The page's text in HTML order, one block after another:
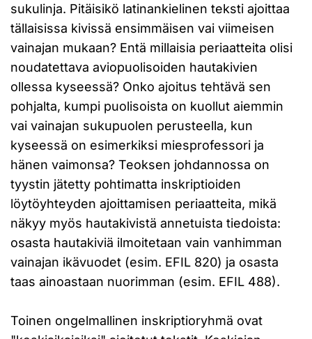
sukulinja. Pitäisikö latinankielinen teksti ajoittaa
tällaisissa kivissä ensimmäisen vai viimeisen
vainajan mukaan? Entä millaisia periaatteita olisi
noudatettava aviopuolisoiden hautakivien
ollessa kyseessä? Onko ajoitus tehtävä sen
pohjalta, kumpi puolisoista on kuollut aiemmin
vai vainajan sukupuolen perusteella, kun
kyseessä on esimerkiksi miesprofessori ja
hänen vaimonsa? Teoksen johdannossa on
tyystin jätetty pohtimatta inskriptioiden
löytöyhteyden ajoittamisen periaatteita, mikä
näkyy myös hautakivistä annetuista tiedoista:
osasta hautakiviä ilmoitetaan vain vanhimman
vainajan ikävuodet (esim. EFIL 820) ja osasta
taas ainoastaan nuorimman (esim. EFIL 488).
Toinen ongelmallinen inskriptioryhmä ovat